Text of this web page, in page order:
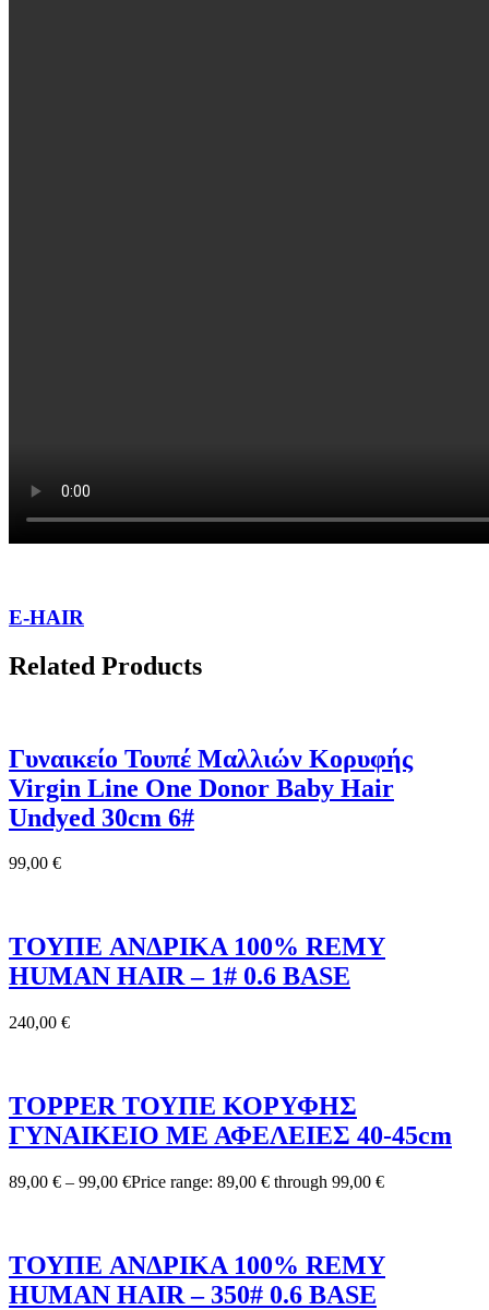
E-HAIR
Related Products
Γυναικείο Τουπέ Μαλλιών Κορυφής
Virgin Line One Donor Baby Hair
Undyed 30cm 6#
99,00 €
ΤΟΥΠΕ ANΔΡΙΚΑ 100% REMY
HUMAN HAIR – 1# 0.6 BASE
240,00 €
TOPPER ΤΟΥΠΕ ΚΟΡΥΦΗΣ
ΓΥΝΑΙΚΕΙΟ ΜΕ ΑΦΕΛΕΙΕΣ 40-45cm
89,00 € – 99,00 €Price range: 89,00 € through 99,00 €
ΤΟΥΠΕ ANΔΡΙΚΑ 100% REMY
HUMAN HAIR – 350# 0.6 BASE